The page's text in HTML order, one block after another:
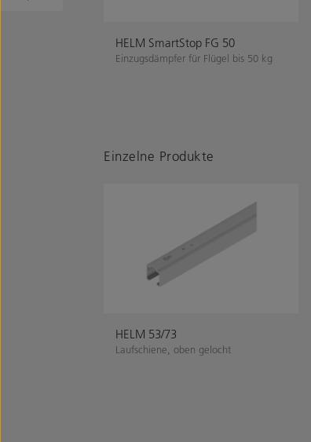
HELM SmartStop FG 50
Einzugsdämpfer für Flügel bis 50 kg
Einzelne Produkte
HELM 53/73
Laufschiene, oben gelocht